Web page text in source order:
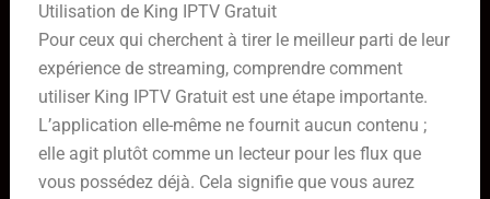
Utilisation de King IPTV Gratuit
Pour ceux qui cherchent à tirer le meilleur parti de leur
expérience de streaming, comprendre comment
utiliser King IPTV Gratuit est une étape importante.
L’application elle-même ne fournit aucun contenu ;
elle agit plutôt comme un lecteur pour les flux que
vous possédez déjà. Cela signifie que vous aurez